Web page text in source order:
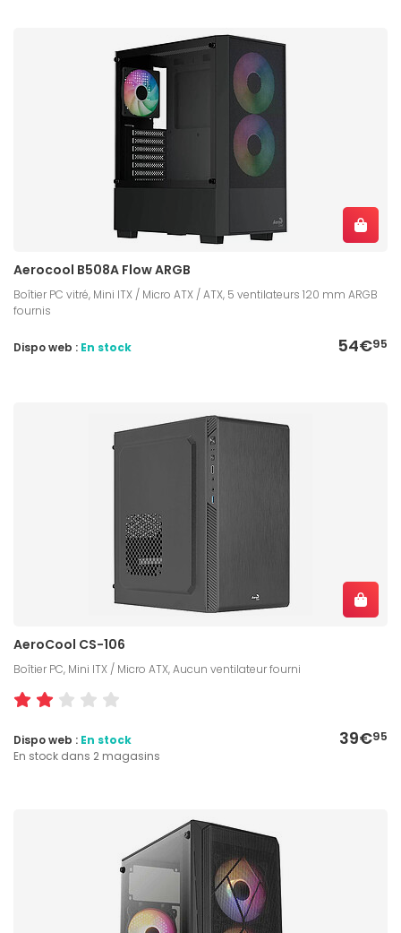
Aerocool B508A Flow ARGB
Boîtier PC vitré, Mini ITX / Micro ATX / ATX, 5 ventilateurs 120 mm ARGB
fournis
54€95
Dispo web : En stock
AeroCool CS-106
Boîtier PC, Mini ITX / Micro ATX, Aucun ventilateur fourni
39€95
Dispo web : En stock
En stock dans 2 magasins